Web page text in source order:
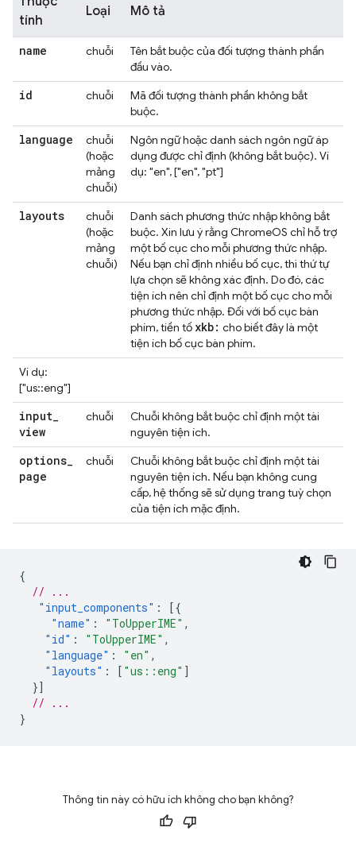
tính
Loại Mô tả
name chuỗi
Tên bắt buộc của đối tượng thành phần
đầu vào.
id chuỗi
Mã đối tượng thành phần không bắt
buộc.
language
chuỗi
(hoặc
mảng
chuỗi)
Ngôn ngữ hoặc danh sách ngôn ngữ áp
dụng được chỉ định (không bắt buộc). Ví
dụ: "en", ["en", "pt"]
layouts
chuỗi
(hoặc
mảng
chuỗi)
Danh sách phương thức nhập không bắt
buộc. Xin lưu ý rằng ChromeOS chỉ hỗ trợ
một bố cục cho mỗi phương thức nhập.
Nếu bạn chỉ định nhiều bố cục, thì thứ tự
lựa chọn sẽ không xác định. Do đó, các
tiện ích nên chỉ định một bố cục cho mỗi
phương thức nhập. Đối với bố cục bàn
phím, tiền tố xkb: cho biết đây là một
tiện ích bố cục bàn phím.
Ví dụ:
["us::eng"]
input_
view
chuỗi
Chuỗi không bắt buộc chỉ định một tài
nguyên tiện ích.
options_
page
chuỗi
Chuỗi không bắt buộc chỉ định một tài
nguyên tiện ích. Nếu bạn không cung
cấp, hệ thống sẽ sử dụng trang tuỳ chọn
của tiện ích mặc định.
{
// ...
"input_components" :
[{
"name" : "ToUpperIME" ,
"id" : "ToUpperIME" ,
"language" : "en" ,
"layouts" : [ "us::eng" ]
}]
// ...
}
Thông tin này có hữu ích không cho bạn không?